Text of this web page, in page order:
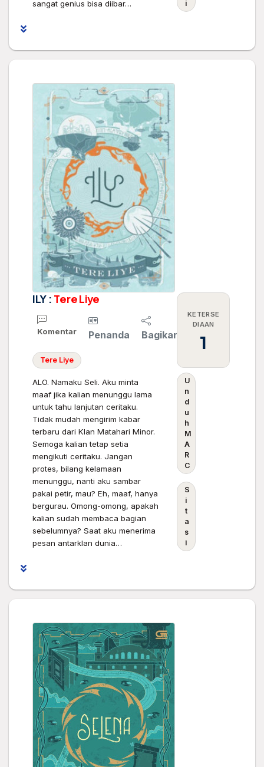
sangat genius bisa diibar…
i
ILY : TereLiye
Komentar Penanda Bagikan
Tere Liye
ALO. Namaku Seli. Aku minta
maaf jika kalian menunggu lama
untuk tahu lanjutan ceritaku.
Tidak mudah mengirim kabar
terbaru dari Klan Matahari Minor.
Semoga kalian tetap setia
mengikuti ceritaku. Jangan
protes, bilang kelamaan
menunggu, nanti aku sambar
pakai petir, mau? Eh, maaf, hanya
bergurau. Omong-omong, apakah
kalian sudah membaca bagian
sebelumnya? Saat aku menerima
pesan antarklan dunia…
KETERSE
DIAAN
1
U
n
d
u
h
M
A
R
C
S
i
t
a
s
i